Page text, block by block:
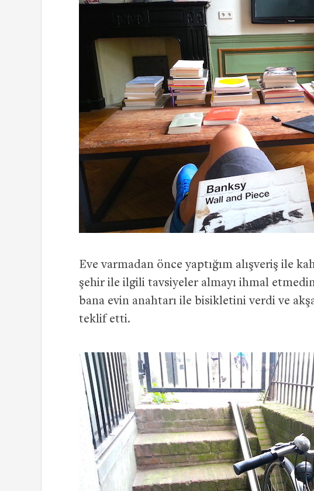
Eve varmadan önce yaptığım alışveriş ile
şehir ile ilgili tavsiyeler almayı ihmal
bana evin anahtarı ile bisikletini verdi ve
teklif etti.